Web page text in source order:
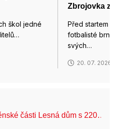
škol jedné
Zbrojovka
Před startem
fotbalisté
svých…
20. 07. 2026
části Lesná dům s 220…